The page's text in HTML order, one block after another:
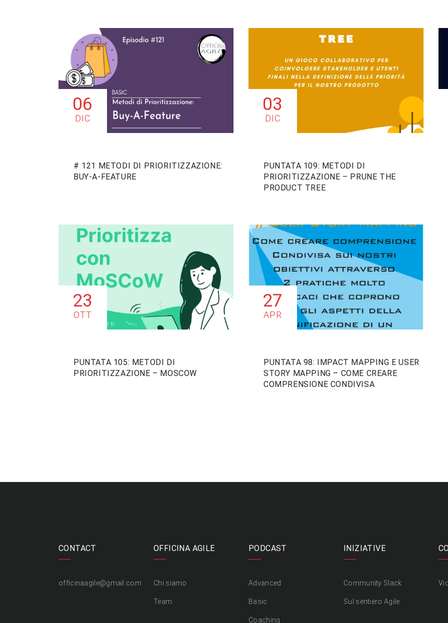
06
DIC
# 121 METODI DI PRIORITIZZAZIONE:
BUY-A-FEATURE
03
DIC
PUNTATA 109: METODI DI
PRIORITIZZAZIONE – PRUNE THE
PRODUCT TREE
23
OTT
PUNTATA 105: METODI DI
PRIORITIZZAZIONE – MOSCOW
27
APR
PUNTATA 98: IMPACT MAPPING E USER
STORY MAPPING – COME CREARE
COMPRENSIONE CONDIVISA
CONTACT
officinaagile@gmail.com
OFFICINA AGILE
Chi siamo
Team
PODCAST
Advanced
Basic
Coaching
INIZIATIVE
Community Slack
Sul sentiero Agile